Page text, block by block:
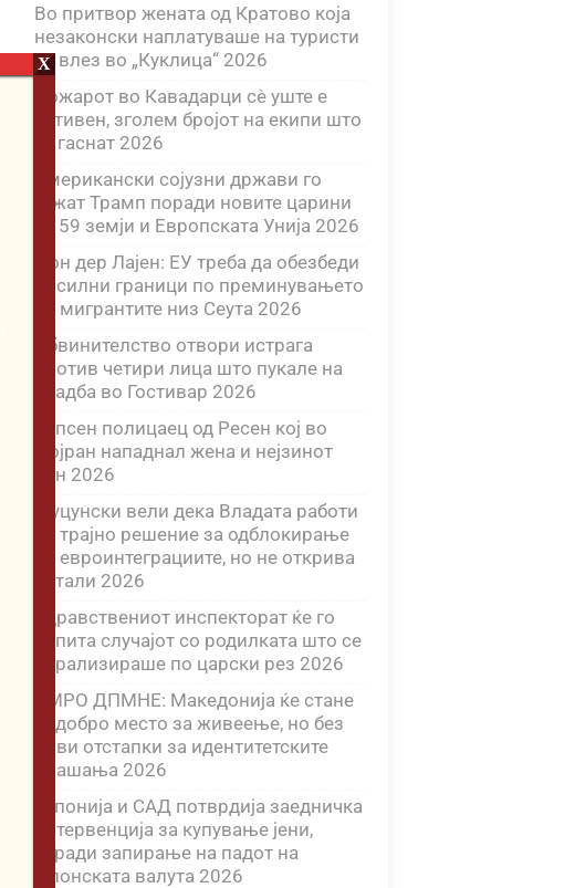
Во притвор жената од Кратово која
незаконски наплатуваше на туристи
за влез во „Куклица“ 2026
Пожарот во Кавадарци сѐ уште е
активен, зголем бројот на екипи што
го гаснат 2026
Американски сојузни држави го
тужат Трамп поради новите царини
за 59 земји и Европската Унија 2026
Фон дер Лајен: ЕУ треба да обезбеди
посилни граници по преминувањето
на мигрантите низ Сеута 2026
Обвинителство отвори истрага
против четири лица што пукале на
свадба во Гостивар 2026
Уапсен полицаец од Ресен кој во
Дојран нападнал жена и нејзинот
син 2026
Муцунски вели дека Владата работи
на трајно решение за одблокирање
на евроинтеграциите, но не открива
детали 2026
Здравствениот инспекторат ќе го
испита случајот со родилката што се
парализираше по царски рез 2026
ВМРО ДПМНЕ: Македонија ќе стане
подобро место за живеење, но без
нови отстапки за идентитетските
прашања 2026
Јапонија и САД потврдија заедничка
интервенција за купување јени,
заради запирање на падот на
јапонската валута 2026
X